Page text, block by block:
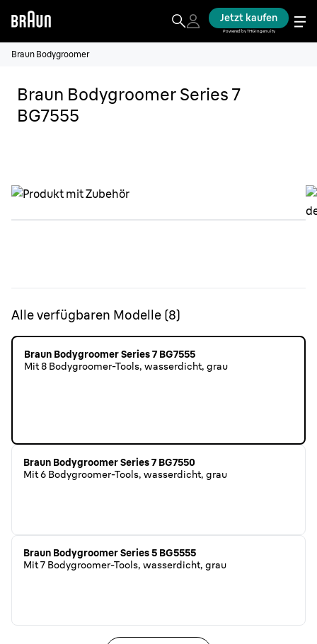
Jetzt kaufen
Powered by THG Ingenuity
Braun Bodygroomer
Braun Bodygroomer Series 7
BG7555
Alle verfügbaren Modelle (8)
Braun Bodygroomer Series 7 BG7555
Mit 8 Bodygroomer-Tools, wasserdicht, grau
Braun Bodygroomer Series 7 BG7550
Mit 6 Bodygroomer-Tools, wasserdicht, grau
Braun Bodygroomer Series 5 BG5555
Mit 7 Bodygroomer-Tools, wasserdicht, grau